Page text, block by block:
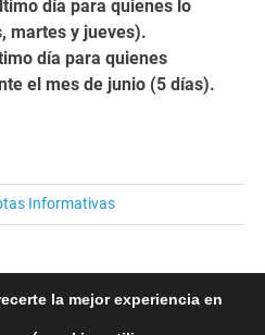
día para quienes lo
martes y jueves).
día para quienes
el mes de junio (5 días).
Informativas
2019-2020 —
la mejor experiencia en